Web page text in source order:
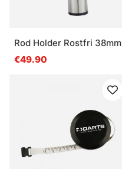
Rod Holder Rostfri 38mm
€49.90